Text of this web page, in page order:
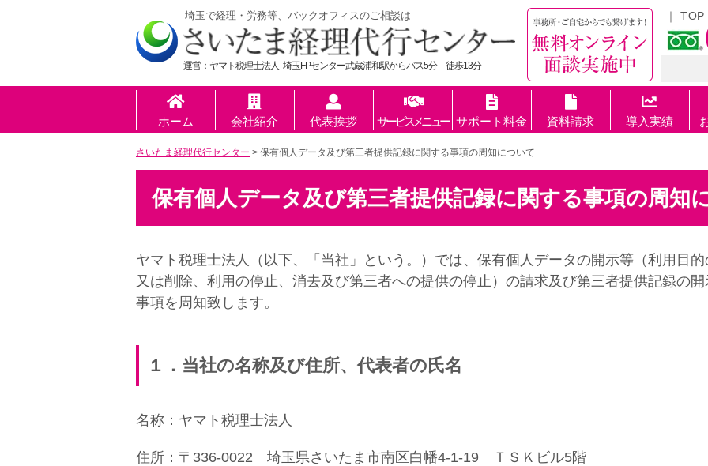
埼玉で経理・労務等、バックオフィスのご相談は
運営：ヤマト税理士法人 埼玉FPセンター武蔵浦和駅からバス5分 徒歩13分
TOP
ホーム 会社紹介 代表挨拶 サービスメニュー サポート料金 資料請求 導入実績
さいたま経理代行センター > 保有個人データ及び第三者提供記録に関する事項の周知について
保有個人データ及び第三者提供記録に関する事項の周知
ヤマト税理士法人（以下、「当社」という。）では、保有個人データの開示等（利用目
又は削除、利用の停止、消去及び第三者への提供の停止）の請求及び第三者提供記録の
事項を周知致します。
１．当社の名称及び住所、代表者の氏名
名称：ヤマト税理士法人
住所：〒336-0022 埼玉県さいたま市南区白幡4-1-19 ＴＳＫビル5階